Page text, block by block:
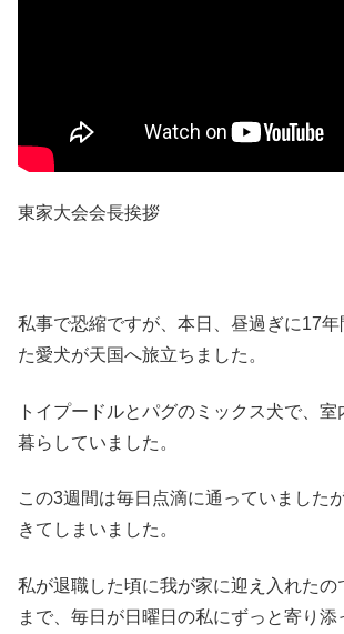
東家大会会長挨拶
私事で恐縮ですが、本日、昼過ぎに17年
た愛犬が天国へ旅立ちました。
トイプードルとパグのミックス犬で、室
暮らしていました。
この3週間は毎日点滴に通っていました
きてしまいました。
私が退職した頃に我が家に迎え入れたの
まで、毎日が日曜日の私にずっと寄り添